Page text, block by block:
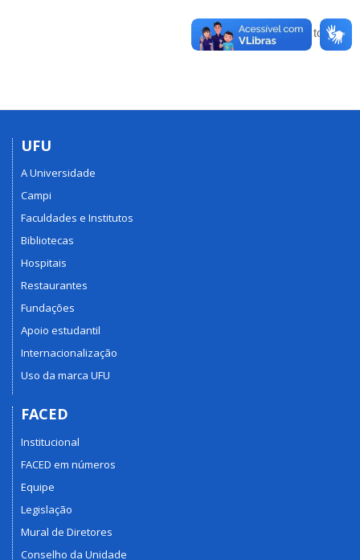
Voltar para o topo
UFU
A Universidade
Campi
Faculdades e Institutos
Bibliotecas
Hospitais
Restaurantes
Fundações
Apoio estudantil
Internacionalização
Uso da marca UFU
FACED
Institucional
FACED em números
Equipe
Legislação
Mural de Diretores
Conselho da Unidade